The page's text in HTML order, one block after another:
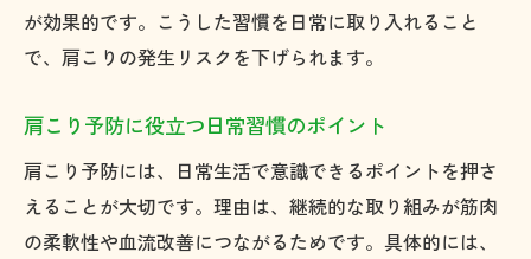
が効果的です。こうした習慣を日常に取り入れること
で、肩こりの発生リスクを下げられます。
肩こり予防に役立つ日常習慣のポイント
肩こり予防には、日常生活で意識できるポイントを押さ
えることが大切です。理由は、継続的な取り組みが筋肉
の柔軟性や血流改善につながるためです。具体的には、